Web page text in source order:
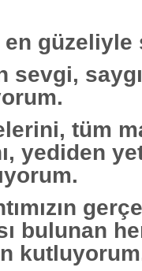
güzeliyle
sevgi,
tüm
yediden
bulunan